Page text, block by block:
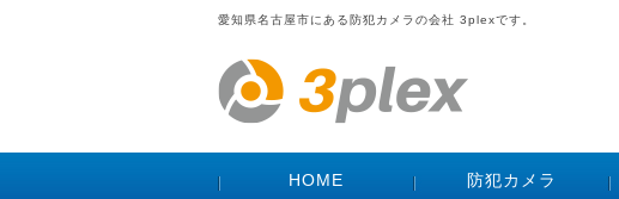
愛知県名古屋市にある防犯カメラの会社 3plexです。
HOME 防犯カメラ